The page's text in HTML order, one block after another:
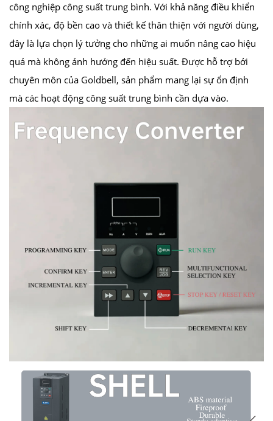
công nghiệp công suất trung bình. Với khả năng điều khiển
chính xác, độ bền cao và thiết kế thân thiện với người dùng,
đây là lựa chọn lý tưởng cho những ai muốn nâng cao hiệu
quả mà không ảnh hưởng đến hiệu suất. Được hỗ trợ bởi
chuyên môn của Goldbell, sản phẩm mang lại sự ổn định
mà các hoạt động công suất trung bình cần dựa vào.